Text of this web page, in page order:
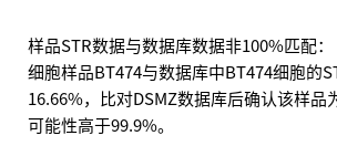
样品STR数据与数据库数据非100%匹配：
细胞样品BT474与数据库中BT474细胞的
16.66%，比对DSMZ数据库后确认该样品
可能性高于99.9%。